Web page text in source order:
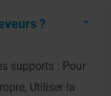
?
supports : Pour
Utiliser la